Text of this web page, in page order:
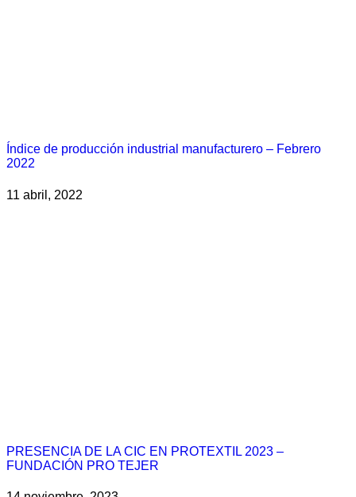
Índice de producción industrial manufacturero – Febrero
2022
11 abril, 2022
PRESENCIA DE LA CIC EN PROTEXTIL 2023 –
FUNDACIÓN PRO TEJER